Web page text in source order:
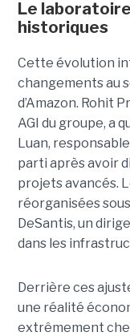
Le
historiques
Cette évolution
changements au
d’Amazon. Rohit
AGI du groupe, a
Luan,
parti après avoir
projets avancés.
réorganisées
DeSantis, un
dans les
Derrière ces
une réalité
extrêmement